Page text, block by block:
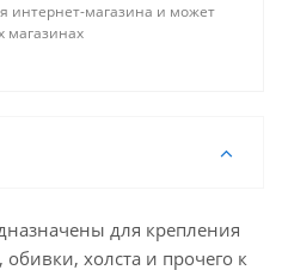
интернет-магазина и может
магазинах
для крепления
холста и прочего к